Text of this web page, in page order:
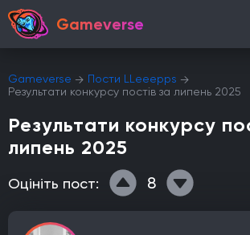
Gameverse
Gameverse
Пости LLeeepps
Результати конкурсу постів за липень 2025
Результати конкурсу
липень 2025
Оцініть пост: 8